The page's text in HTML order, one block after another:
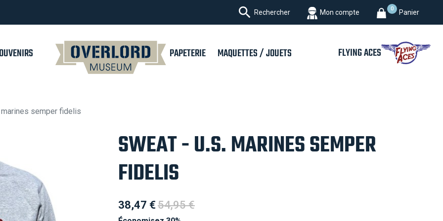
 Rechercher Mon compte 0 Panier
PAPETERIE MAQUETTES / JOUETS FLYING ACES
semper fidelis
SWEAT - U.S. MARINES SEMPER
FIDELIS
38,47 € 54,95 €